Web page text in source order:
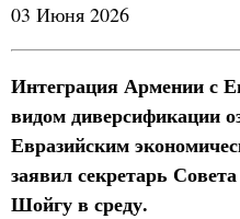
03 Июня 2026
Интеграция Армении с
видом диверсификации
Евразийским
заявил секретарь
Шойгу в среду.